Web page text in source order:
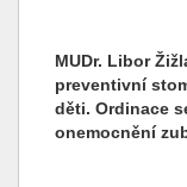
MUDr. Libor
preventivní
děti. Ordinace
onemocnění